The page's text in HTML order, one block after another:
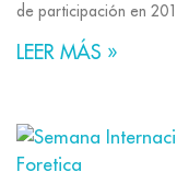
de participación en
LEER MÁS »